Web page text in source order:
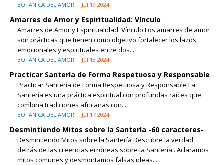
BOTANICA DEL AMOR Jul 19 2024
Amarres de Amor y Espiritualidad: Vínculo
Amarres de Amor y Espiritualidad: Vínculo Los amarres de amor
son prácticas que tienen como objetivo fortalecer los lazos
emocionales y espirituales entre dos...
BOTANICA DEL AMOR Jul 18 2024
Practicar Santería de Forma Respetuosa y Responsable
Practicar Santería de Forma Respetuosa y Responsable La
Santería es una práctica espiritual con profundas raíces que
combina tradiciones africanas con...
BOTANICA DEL AMOR Jul 17 2024
Desmintiendo Mitos sobre la Santería -60 caracteres-
Desmintiendo Mitos sobre la Santería Descubre la verdad
detrás de las creencias erróneas sobre la Santería . Aclaramos
mitos comunes y desmontamos falsas ideas...